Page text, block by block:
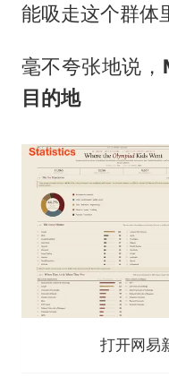
能吸走这个群体
毫不夸张地说，
目的地
打开网易